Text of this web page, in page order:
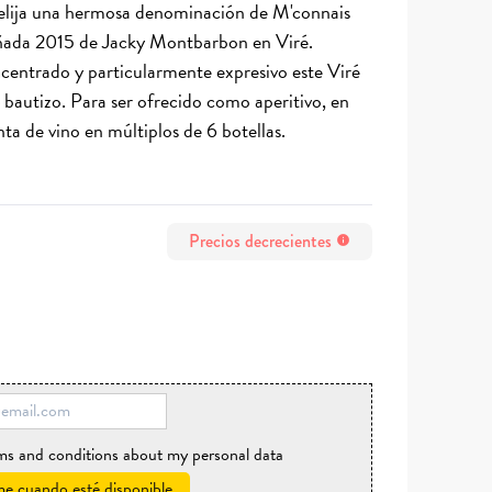
una hermosa denominación de M'connais
2015 de Jacky Montbarbon en Viré.
y particularmente expresivo este Viré
Para ser ofrecido como aperitivo, en
de vino en múltiplos de 6 botellas.
Precios decrecientes info
and conditions about my personal data